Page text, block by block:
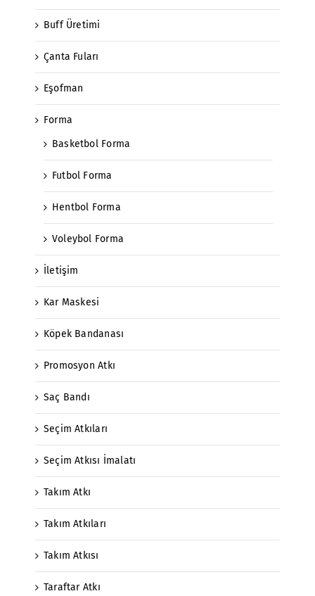
Buff Üretimi
Çanta Fuları
Eşofman
Forma
Basketbol Forma
Futbol Forma
Hentbol Forma
Voleybol Forma
İletişim
Kar Maskesi
Köpek Bandanası
Promosyon Atkı
Saç Bandı
Seçim Atkıları
Seçim Atkısı İmalatı
Takım Atkı
Takım Atkıları
Takım Atkısı
Taraftar Atkı